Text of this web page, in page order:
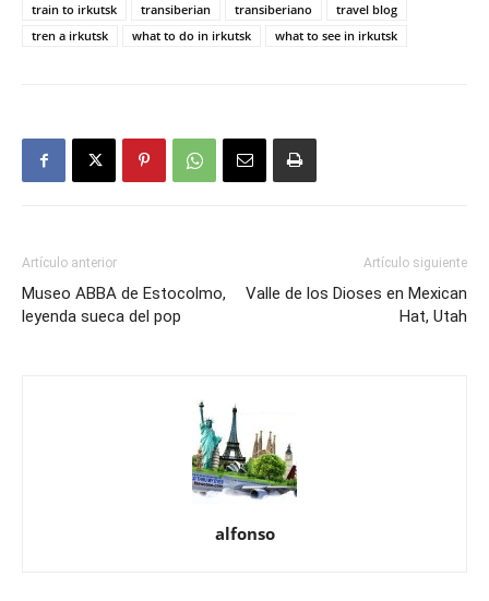
train to irkutsk
transiberian transiberiano
travel blog
tren a irkutsk
what to do in irkutsk what to see in irkutsk
Artículo anterior
Museo ABBA de Estocolmo,
leyenda sueca del pop
Artículo siguiente
Valle de los Dioses en Mexican
Hat, Utah
alfonso